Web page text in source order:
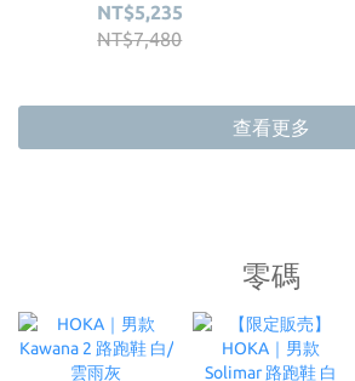
NT$5,235
NT$7,480
查看更多
零碼